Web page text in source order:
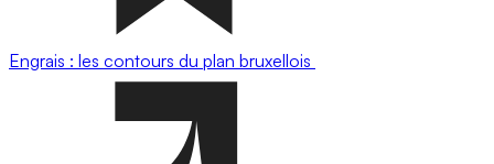
Engrais : les contours du plan bruxellois